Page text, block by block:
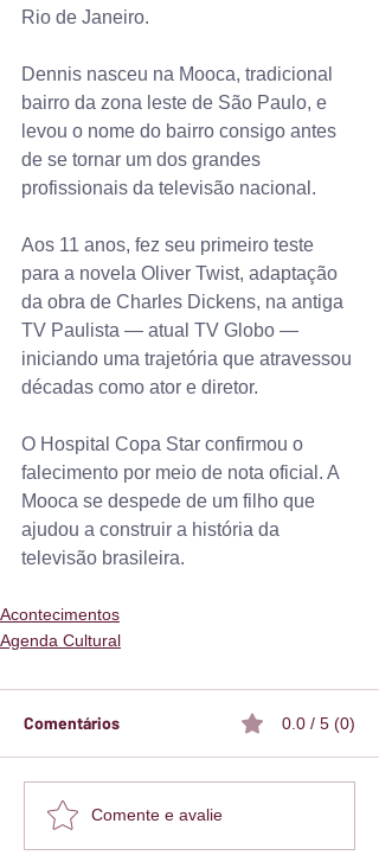
Rio de Janeiro.
Dennis nasceu na Mooca, tradicional
bairro da zona leste de São Paulo, e
levou o nome do bairro consigo antes
de se tornar um dos grandes
profissionais da televisão nacional.
Aos 11 anos, fez seu primeiro teste
para a novela Oliver Twist, adaptação
da obra de Charles Dickens, na antiga
TV Paulista — atual TV Globo —
iniciando uma trajetória que atravessou
décadas como ator e diretor.
O Hospital Copa Star confirmou o
falecimento por meio de nota oficial. A
Mooca se despede de um filho que
ajudou a construir a história da
televisão brasileira.
Acontecimentos
Agenda Cultural
Comentários 0.0 / 5 (0)
Comente e avalie